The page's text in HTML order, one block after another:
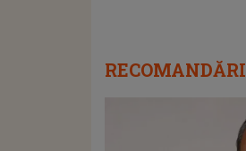
RECOMANDĂRI